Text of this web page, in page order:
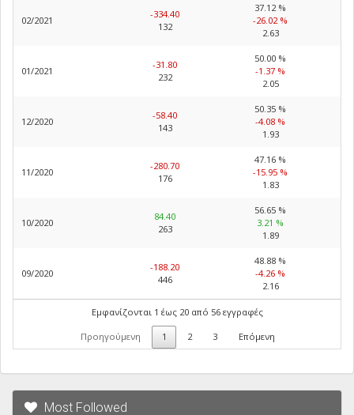
02/2021
-334.40
132
37.12 %
-26.02 %
2.63
01/2021
-31.80
232
50.00 %
-1.37 %
2.05
12/2020
-58.40
143
50.35 %
-4.08 %
1.93
11/2020
-280.70
176
47.16 %
-15.95 %
1.83
10/2020
84.40
263
56.65 %
3.21 %
1.89
09/2020
-188.20
446
48.88 %
-4.26 %
2.16
Εμφανίζονται 1 έως 20 από 56 εγγραφές
Προηγούμενη 1 2 3 Επόμενη
Most Followed